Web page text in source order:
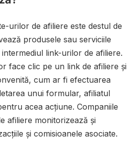
urilor de afiliere este destul de
produsele sau serviciile
link-urilor de afiliere.
face clic pe un link de afiliere și
cum ar fi efectuarea
unui formular, afiliatul
acea acțiune. Companiile
afiliere monitorizează și
și comisioanele asociate.